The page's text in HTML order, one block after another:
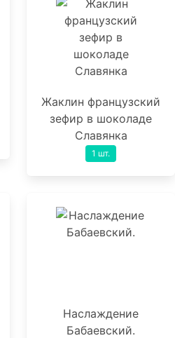
Жаклин французский
зефир в шоколаде
Славянка
1 шт.
Наслаждение
Бабаевский.